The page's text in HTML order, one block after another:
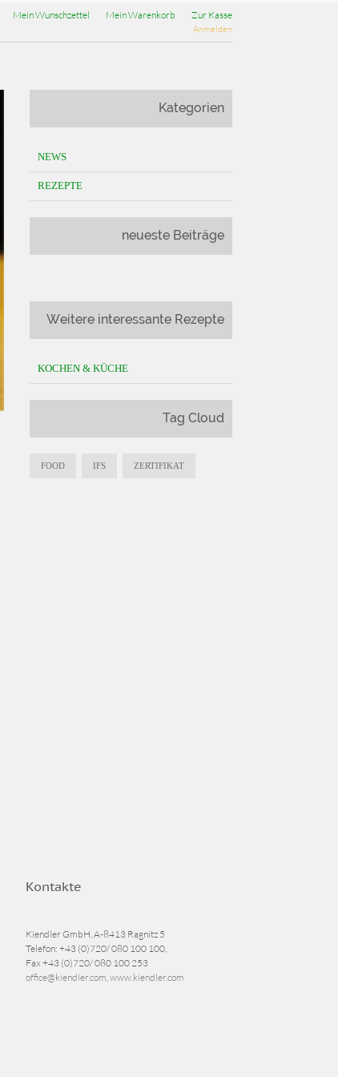
Mein Wunschzettel Mein Warenkorb Zur Kasse
Anmelden
Kategorien
NEWS
REZEPTE
neueste Beiträge
Weitere interessante Rezepte
KOCHEN & KÜCHE
Tag Cloud
FOOD IFS ZERTIFIKAT
Kontakte
Kiendler GmbH, A-8413 Ragnitz 5
Telefon: +43 (0)720/ 080 100 100,
Fax +43 (0)720/ 080 100 253
office@kiendler.com,www.kiendler.com